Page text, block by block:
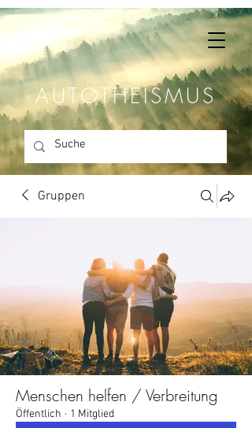
AUTOTHEISMUS
Gruppen
Menschen helfen / Verbreitung
Öffentlich · 1 Mitglied